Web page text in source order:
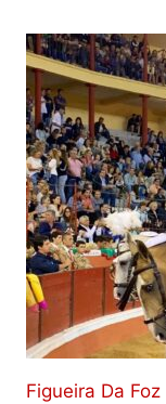
Figueira Da